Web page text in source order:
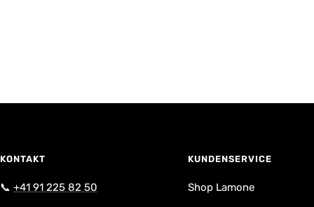
KONTAKT
📞 +41 91 225 82 50
KUNDENSERVICE
Shop Lamone